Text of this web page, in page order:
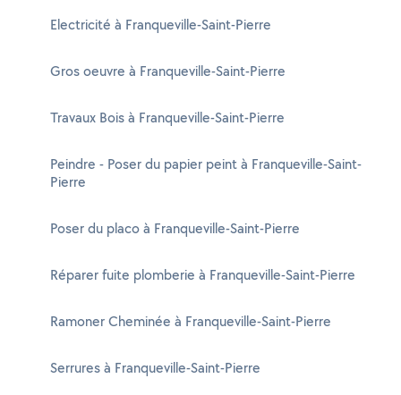
Electricité à Franqueville-Saint-Pierre
Gros oeuvre à Franqueville-Saint-Pierre
Travaux Bois à Franqueville-Saint-Pierre
Peindre - Poser du papier peint à Franqueville-Saint-
Pierre
Poser du placo à Franqueville-Saint-Pierre
Réparer fuite plomberie à Franqueville-Saint-Pierre
Ramoner Cheminée à Franqueville-Saint-Pierre
Serrures à Franqueville-Saint-Pierre